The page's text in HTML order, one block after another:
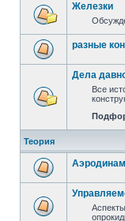
Железки
разные
Дела
Все
Теория